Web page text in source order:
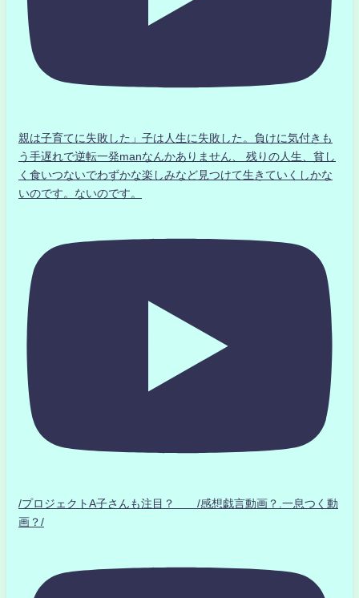
親は子育てに失敗した」子は人生に失敗した。負けに気付きも
う手遅れで逆転一発manなんかありません、 残りの人生、貧し
く食いつないでわずかな楽しみなど見つけて生きていくしかな
いのです。ないのです。
/プロジェクトA子さんも注目？ /感想戯言動画？.一息つく動
画？/